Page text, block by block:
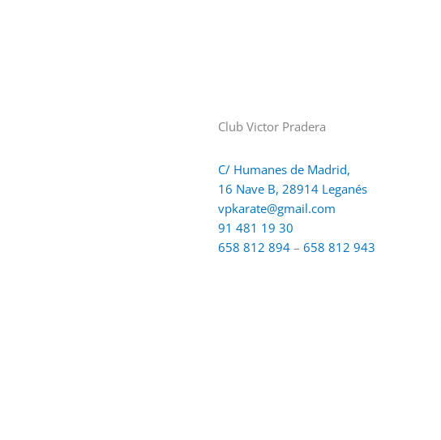
Club Victor Pradera
C/ Humanes de Madrid,
16 Nave B, 28914 Leganés
vpkarate@gmail.com
91 481 19 30
658 812 894– 658 812 943